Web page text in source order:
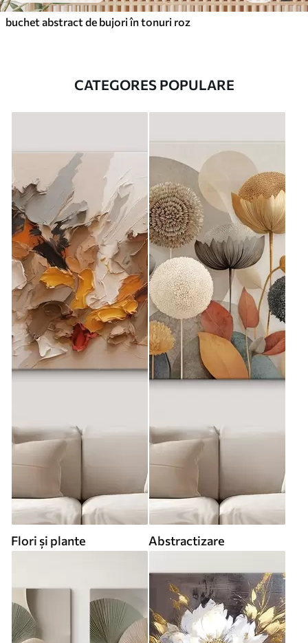
buchet abstract de bujori în tonuri roz
CATEGORES POPULARE
Flori și plante Abstractizare